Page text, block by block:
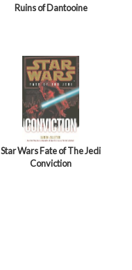
Ruins of Dantooine
Star Wars Fate of The Jedi
Conviction